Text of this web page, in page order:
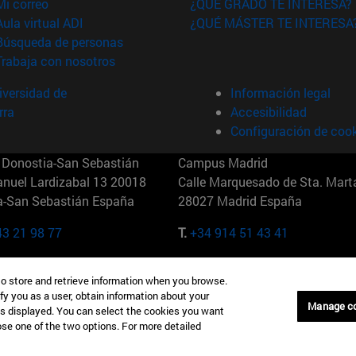
correo
virtual ADI (abre en nueva ventana)
de personas(abre en nueva ventana)
con nosotros(abre en nueva ventana)
¿QUÉ GRADO TE INTERESA?
¿QUÉ MÁSTER TE
de
Información legal
Accesibilidad
Configuración de
San Sebastián
Lardizabal 13 20018
San Sebastián España
21 98 77
Campus Madrid
Calle Marquesado de Sta.
28027 Madrid España
T.+34 914 51 43 41
St 10019-2201 Nueva York
346 8850
Maria-Theresia-Straße 15
Múnich Alemania
T.+49 89 24209790
store and retrieve information when you browse.
you as a user, obtain information about your
displayed. You can select the cookies you want
one of the two options. For more detailed
Manage